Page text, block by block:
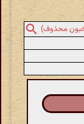
محذوف)